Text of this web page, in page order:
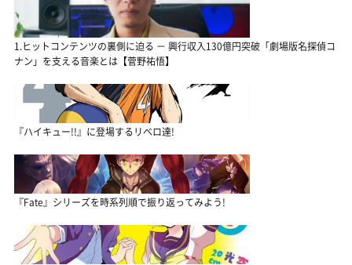
1.ヒットコンテンツの裏側に迫る － 興行収入130億円突破「劇場版名探偵コ
ナン」を支える音楽とは【菅野祐悟】
『ハイキュー!!』に登場するリベロ達!
『Fate』シリーズを時系列順で振り返ってみよう!